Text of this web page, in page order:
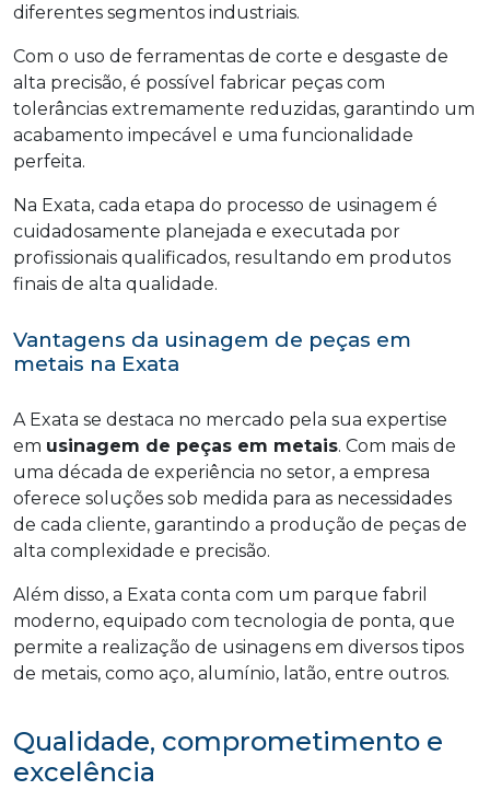
diferentes segmentos industriais.
Com o uso de ferramentas de corte e desgaste de
alta precisão, é possível fabricar peças com
tolerâncias extremamente reduzidas, garantindo um
acabamento impecável e uma funcionalidade
perfeita.
Na Exata, cada etapa do processo de usinagem é
cuidadosamente planejada e executada por
profissionais qualificados, resultando em produtos
finais de alta qualidade.
Vantagens da usinagem de peças em
metais na Exata
A Exata se destaca no mercado pela sua expertise
em usinagem de peças em metais. Com mais de
uma década de experiência no setor, a empresa
oferece soluções sob medida para as necessidades
de cada cliente, garantindo a produção de peças de
alta complexidade e precisão.
Além disso, a Exata conta com um parque fabril
moderno, equipado com tecnologia de ponta, que
permite a realização de usinagens em diversos tipos
de metais, como aço, alumínio, latão, entre outros.
Qualidade, comprometimento e
excelência